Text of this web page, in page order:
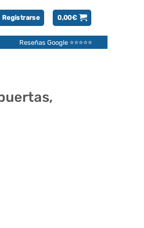
0,00€
Reseñas Google ⭐⭐⭐⭐⭐